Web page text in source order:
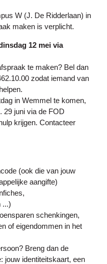
W (J. De Ridderlaan) in
maken is verplicht.
12 mei via
te maken? Bel dan
zodat iemand van
in Wemmel te komen,
29 juni via de FOD
krijgen. Contacteer
(ook die van jouw
aangifte)
...)
schenkingen,
of eigendommen in het
Breng dan de
jouw identiteitskaart, een